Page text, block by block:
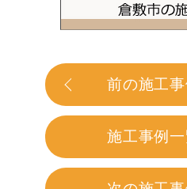
この施工事例
見積もり
前の施工
施工事例